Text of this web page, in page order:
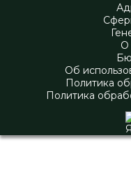
О
Об
Политика
Политика